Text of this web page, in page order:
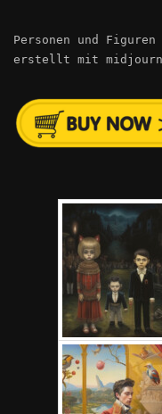
Personen und
erstellt mit